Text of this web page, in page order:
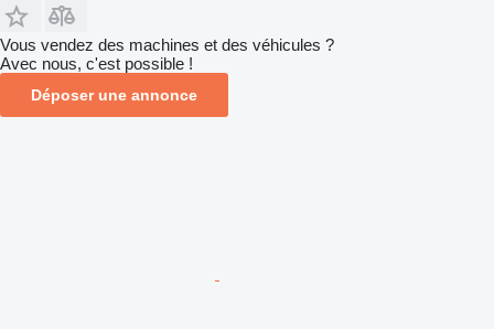
Vous vendez des machines et des véhicules ?
Avec nous, c'est possible !
Déposer une annonce